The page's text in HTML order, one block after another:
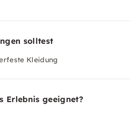
solltest
Kleidung
Erlebnis geeignet?